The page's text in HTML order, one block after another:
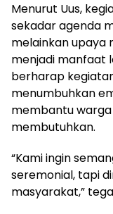
Menurut Uus,
sekadar agenda
melainkan upaya
menjadi manfaat
berharap
menumbuhkan
membantu
membutuhkan.
“Kami ingin
seremonial, tapi
masyarakat,”